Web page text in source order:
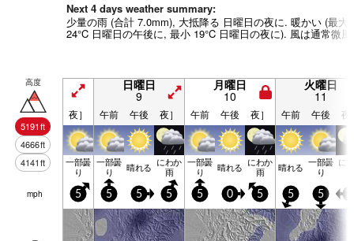
Next 4 days weather summary:
少量の雨 (合計 7.0mm), 大抵降る 日曜日の夜に. 暖かい (最大
24°C 日曜日の午後に, 最小 19°C 日曜日の夜に). 風は通常微風.
高度
5191ft
4666ft
4141ft
日曜日
9
月曜日
10
火曜日
11
夜］ 午前 午後 夜］ 午前 午後 夜］ 午前 午後 夜
一部曇
り
一部曇
り 晴れる にわか
雨
一部曇
り 晴れる にわか
雨 晴れる 一部曇
り
に
mph 5 5 5 5 5 0 5 5 5